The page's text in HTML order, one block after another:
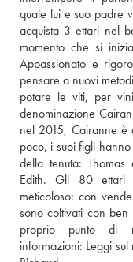
quale lui e suo padre
acquista 3 ettari nel
momento che si
Appassionato e
pensare a nuovi
potare le viti, per
denominazione
nel 2015, Cairanne è
poco, i suoi figli
della tenuta:
Edith. Gli 80 ettari
meticoloso: con
sono coltivati con
proprio punto di
informazioni: Leggi